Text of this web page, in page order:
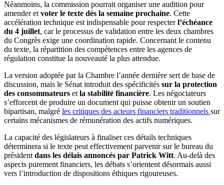
Néanmoins, la commission pourrait organiser une audition pour
amender et voter le texte dès la semaine prochaine. Cette
accélération technique est indispensable pour respecterl’échéance
du 4 juillet, car le processus de validation entre les deux chambres
du Congrès exige une coordination rapide. Concernant le contenu
du texte, la répartition des compétences entre les agences de
régulation constitue la nouveauté la plus attendue.
La version adoptée par la Chambre l’année dernière sert de base de
discussion, mais le Sénat introduit des spécificités sur la protection
des consommateurs et la stabilité financière. Les négociateurs
s’efforcent de produire un document qui puisse obtenir un soutien
bipartisan, malgré les critiques des acteurs financiers traditionnels sur
certains mécanismes de rémunération des actifs numériques.
La capacité des législateurs à finaliser ces détails techniques
déterminera si le texte peut effectivement parvenir sur le bureau du
président dans les délais annoncés par Patrick Witt. Au-delà des
aspects purement financiers, les débats s’orientent désormais aussi
vers l’introduction de dispositions éthiques rigoureuses.